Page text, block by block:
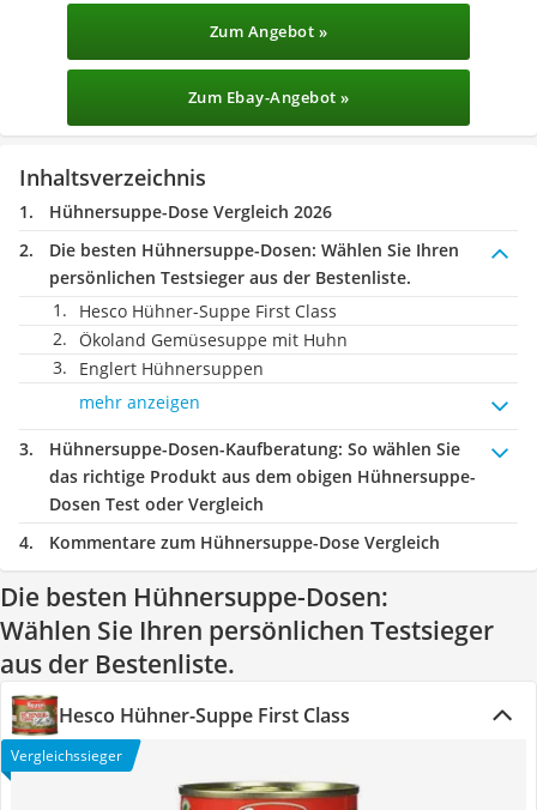
Zum Angebot »
Zum Ebay-Angebot »
Inhaltsverzeichnis
Hühnersuppe-Dose Vergleich 2026
Die besten Hühnersuppe-Dosen: Wählen Sie Ihren
persönlichen Testsieger aus der Bestenliste.
Hesco Hühner-Suppe First Class
Ökoland Gemüsesuppe mit Huhn
Englert Hühnersuppen
mehr anzeigen
Hühnersuppe-Dosen-Kaufberatung: So wählen Sie
das richtige Produkt aus dem obigen Hühnersuppe-
Dosen Test oder Vergleich
Kommentare zum Hühnersuppe-Dose Vergleich
Die besten Hühnersuppe-Dosen:
Wählen Sie Ihren persönlichen Testsieger
aus der Bestenliste.
Hesco Hühner-Suppe First Class
Vergleichssieger